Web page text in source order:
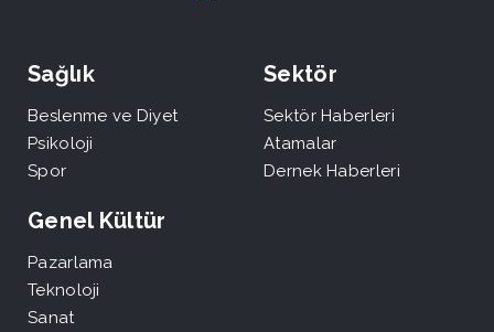
Sağlık
Beslenme ve Diyet
Psikoloji
Spor
Sektör
Sektör Haberleri
Atamalar
Dernek Haberleri
Genel Kültür
Pazarlama
Teknoloji
Sanat